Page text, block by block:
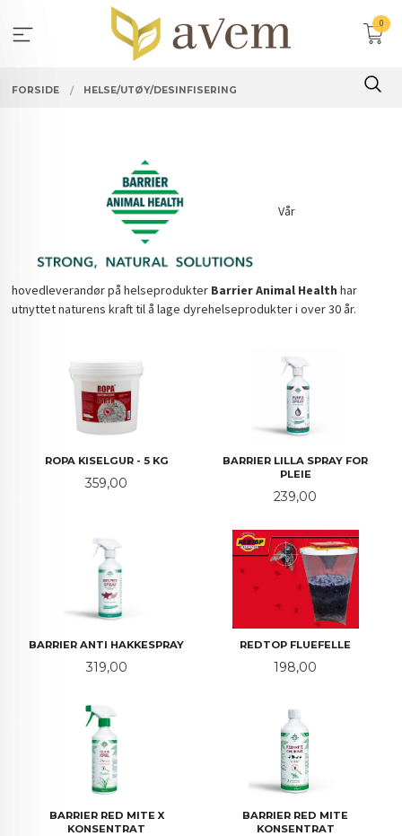
innholdet
0
FORSIDE HELSE/UTØY/DESINFISERING
Vår
hovedleverandør på helseprodukter Barrier Animal Health har
utnyttet naturens kraft til å lage dyrehelseprodukter i over 30 år.
ROPA KISELGUR - 5 KG
Pris
359,00
BARRIER LILLA SPRAY FOR
PLEIE
Pris
239,00
BARRIER ANTI HAKKESPRAY
Pris
319,00
REDTOP FLUEFELLE
Pris
198,00
BARRIER RED MITE X
KONSENTRAT
BARRIER RED MITE
KONSENTRAT